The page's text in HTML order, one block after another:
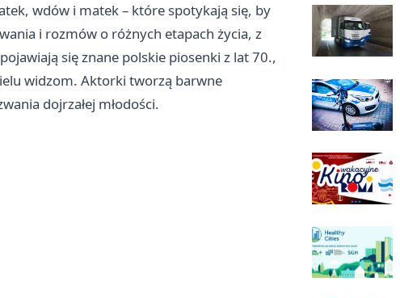
wdów i matek – które spotykają się, by
i rozmów o różnych etapach życia, z
się znane polskie piosenki z lat 70.,
widzom. Aktorki tworzą barwne
dojrzałej młodości.